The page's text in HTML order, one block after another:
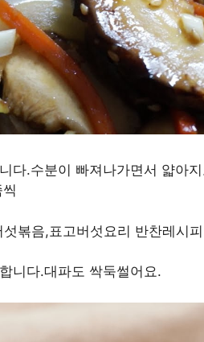
다.수분이 빠져나가면서 얇아
니다.대파도 싹둑썰어요.